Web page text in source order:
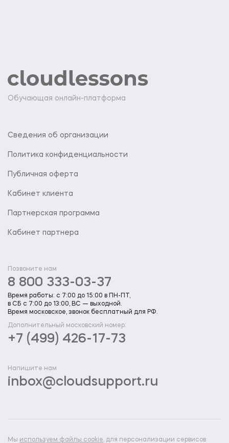
Обучающая онлайн-платформа
Сведения об организации
Политика конфиденциальности
Публичная оферта
Кабинет клиента
Партнерская программа
Кабинет партнера
Позвоните нам
8 800 333-03-37
Время работы: с 7:00 до 15:00 в ПН-ПТ,
в СБ с 7:00 до 13:00, ВС — выходной.
Время московское, звонок бесплатный для РФ.
Дополнительный московский номер:
+7 (499) 426-17-73
Напишите нам
inbox@cloudsupport.ru
Мы используем файлы cookie, для персонализации сервисов